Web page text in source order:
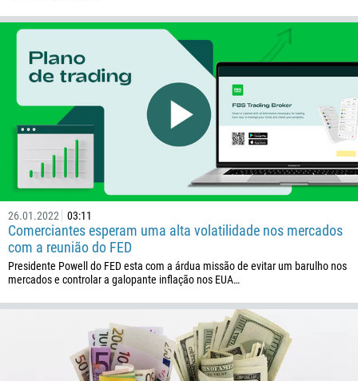
26.01.2022 03:11
Comerciantes esperam uma alta volatilidade nos mercados
com a reunião do FED
Presidente Powell do FED esta com a árdua missão de evitar um barulho nos
mercados e controlar a galopante inflação nos EUA…
672
1268
54
374
297
61
43
994
1242
973
880
1246
32
501
ME LIGUE DE VOLTA